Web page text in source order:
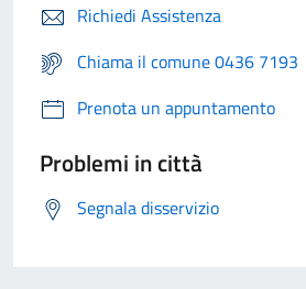
Richiedi Assistenza
Chiama il comune 0436 7193
Prenota un appuntamento
Problemi in città
Segnala disservizio